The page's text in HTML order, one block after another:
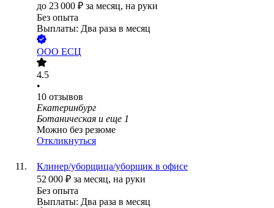
до 23 000 ₽ за месяц, на руки
Без опыта
Выплаты: Два раза в месяц
ООО ЕСЦ
4.5
•
10 отзывов
Екатеринбург
Ботаническая и еще 1
Можно без резюме
Откликнуться
Клинер/уборщица/уборщик в офисе
52 000 ₽ за месяц, на руки
Без опыта
Выплаты: Два раза в месяц